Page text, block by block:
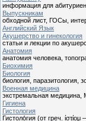
информация для
Выпускникам
обходной лист, ГОСы,
Английский Язык
Акушерство и гинекология
статьи и лекции по
Анатомия
анатомия человека,
Биохимия
Биология
биология, паразитология,
Военная медицина
экстремальная
Гигиена
Гистология
Гистоло́гия (от греч.